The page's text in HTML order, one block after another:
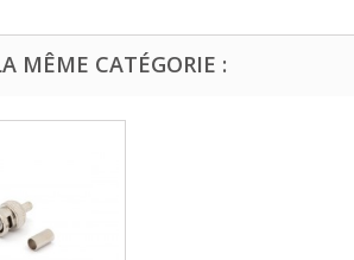
MÊME CATÉGORIE :